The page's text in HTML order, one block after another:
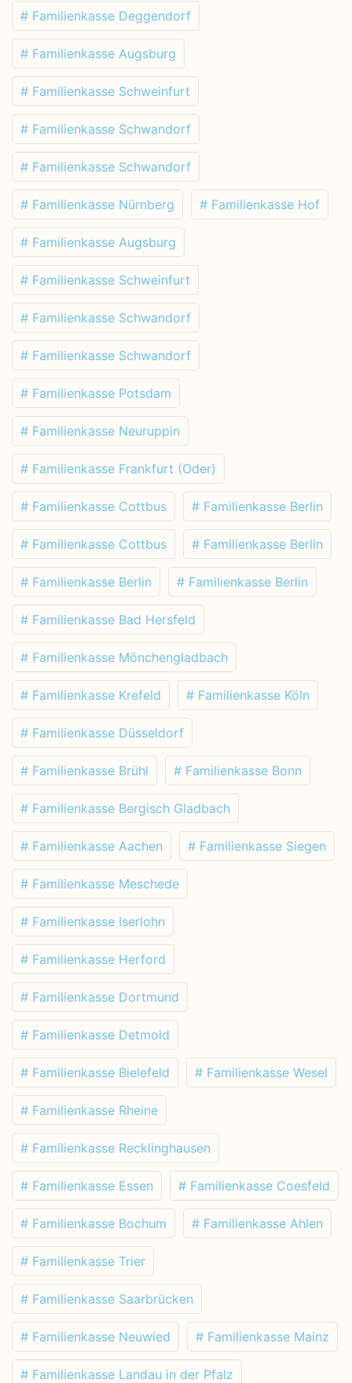
# Familienkasse Deggendorf
# Familienkasse Augsburg
# Familienkasse Schweinfurt
# Familienkasse Schwandorf
# Familienkasse Schwandorf
# Familienkasse Nürnberg # Familienkasse Hof
# Familienkasse Augsburg
# Familienkasse Schweinfurt
# Familienkasse Schwandorf
# Familienkasse Schwandorf
# Familienkasse Potsdam
# Familienkasse Neuruppin
# Familienkasse Frankfurt (Oder)
# Familienkasse Cottbus # Familienkasse Berlin
# Familienkasse Cottbus # Familienkasse Berlin
# Familienkasse Berlin # Familienkasse Berlin
# Familienkasse Bad Hersfeld
# Familienkasse Mönchengladbach
# Familienkasse Krefeld # Familienkasse Köln
# Familienkasse Düsseldorf
# Familienkasse Brühl # Familienkasse Bonn
# Familienkasse Bergisch Gladbach
# Familienkasse Aachen # Familienkasse Siegen
# Familienkasse Meschede
# Familienkasse Iserlohn
# Familienkasse Herford
# Familienkasse Dortmund
# Familienkasse Detmold
# Familienkasse Bielefeld # Familienkasse Wesel
# Familienkasse Rheine
# Familienkasse Recklinghausen
# Familienkasse Essen # Familienkasse Coesfeld
# Familienkasse Bochum # Familienkasse Ahlen
# Familienkasse Trier
# Familienkasse Saarbrücken
# Familienkasse Neuwied # Familienkasse Mainz
# Familienkasse Landau in der Pfalz